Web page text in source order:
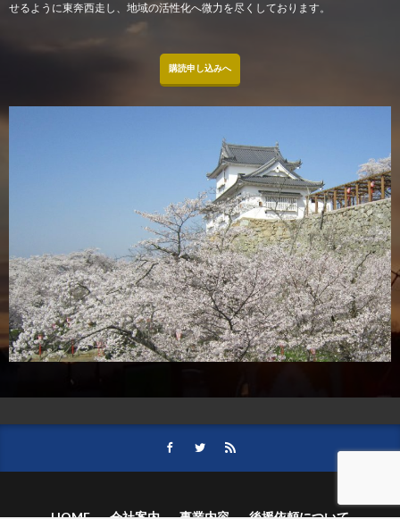
せるように東奔西走し、地域の活性化へ微力を尽くしております。
購読申し込みへ